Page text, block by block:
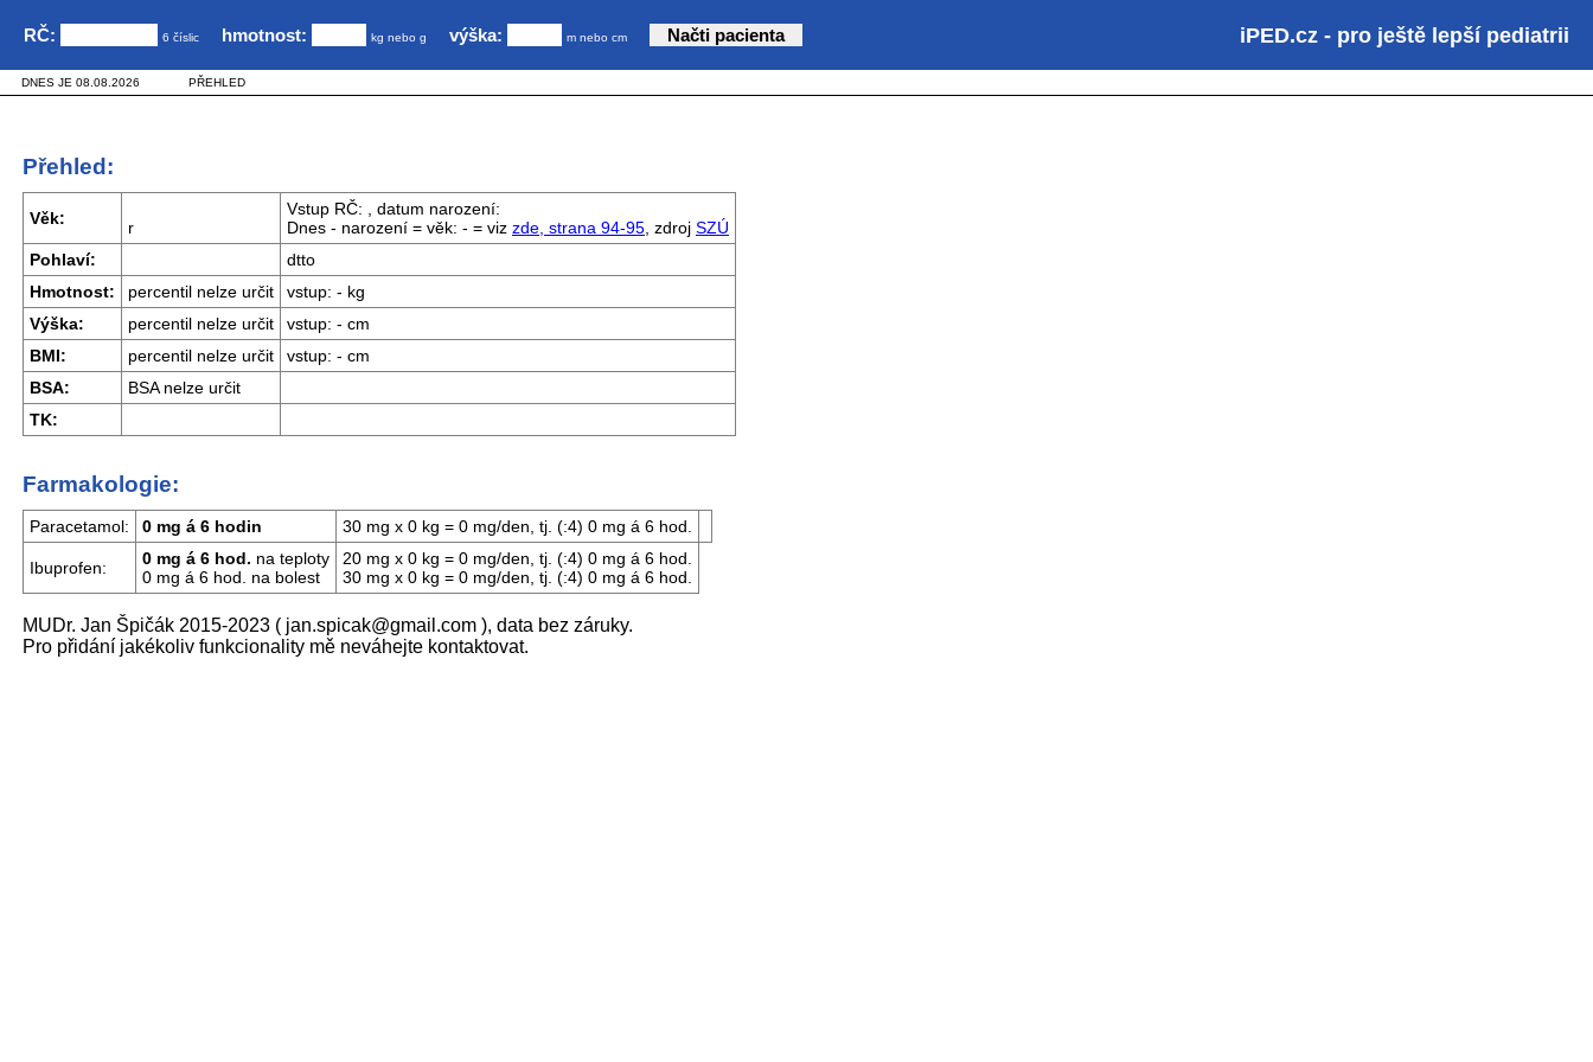
RČ: 6 číslic hmotnost: kg nebo g výška: m nebo cm iPED.cz - pro ještě lepší pediatrii
DNES JE 08.08.2026 PŘEHLED
Přehled:
Věk: r
Vstup RČ: , datum narození:
Dnes - narození = věk: - = viz zde, strana 94-95 , zdroj SZÚ
Pohlaví:
dtto
Hmotnost:
percentil nelze určit
vstup: - kg
Výška:
percentil nelze určit
vstup: - cm
BMI:
percentil nelze určit
vstup: - cm
BSA:
BSA nelze určit
TK:
Farmakologie:
Paracetamol: 0 mg á 6 hodin 30 mg x 0 kg = 0 mg/den, tj. (:4) 0 mg á 6 hod.
Ibuprofen: 0 mg á 6 hod. na teploty
0 mg á 6 hod. na bolest
20 mg x 0 kg = 0 mg/den, tj. (:4) 0 mg á 6 hod.
30 mg x 0 kg = 0 mg/den, tj. (:4) 0 mg á 6 hod.
MUDr. Jan Špičák 2015-2023 ( jan.spicak@gmail.com ), data bez záruky.
Pro přidání jakékoliv funkcionality mě neváhejte kontaktovat.